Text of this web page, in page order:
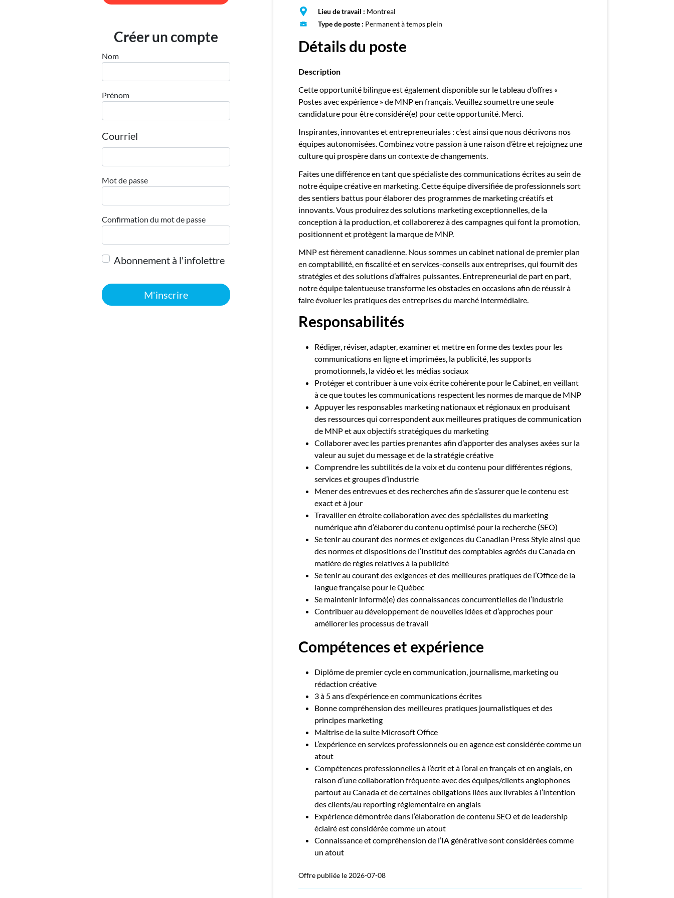
Publiez une offre d'emploi
Créer un compte
Nom
Prénom
Courriel
Mot de passe
Confirmation du mot de passe
Abonnement à l'infolettre
M'inscrire
Lieu de travail : Montreal
Type de poste : Permanent à temps plein
Détails du poste
Description
Cette opportunité bilingue est également disponible sur le tableau d’offres «
Postes avec expérience » de MNP en français. Veuillez soumettre une seule
candidature pour être considéré(e) pour cette opportunité. Merci.
Inspirantes, innovantes et entrepreneuriales : c’est ainsi que nous décrivons nos
équipes autonomisées. Combinez votre passion à une raison d’être et rejoignez une
culture qui prospère dans un contexte de changements.
Faites une différence en tant que spécialiste des communications écrites au sein de
notre équipe créative en marketing. Cette équipe diversifiée de professionnels sort
des sentiers battus pour élaborer des programmes de marketing créatifs et
innovants. Vous produirez des solutions marketing exceptionnelles, de la
conception à la production, et collaborerez à des campagnes qui font la promotion,
positionnent et protègent la marque de MNP.
MNP est fièrement canadienne. Nous sommes un cabinet national de premier plan
en comptabilité, en fiscalité et en services-conseils aux entreprises, qui fournit des
stratégies et des solutions d’affaires puissantes. Entrepreneurial de part en part,
notre équipe talentueuse transforme les obstacles en occasions afin de réussir à
faire évoluer les pratiques des entreprises du marché intermédiaire.
Responsabilités
Rédiger, réviser, adapter, examiner et mettre en forme des textes pour les
communications en ligne et imprimées, la publicité, les supports
promotionnels, la vidéo et les médias sociaux
Protéger et contribuer à une voix écrite cohérente pour le Cabinet, en veillant
à ce que toutes les communications respectent les normes de marque de MNP
Appuyer les responsables marketing nationaux et régionaux en produisant
des ressources qui correspondent aux meilleures pratiques de communication
de MNP et aux objectifs stratégiques du marketing
Collaborer avec les parties prenantes afin d’apporter des analyses axées sur la
valeur au sujet du message et de la stratégie créative
Comprendre les subtilités de la voix et du contenu pour différentes régions,
services et groupes d’industrie
Mener des entrevues et des recherches afin de s’assurer que le contenu est
exact et à jour
Travailler en étroite collaboration avec des spécialistes du marketing
numérique afin d’élaborer du contenu optimisé pour la recherche (SEO)
Se tenir au courant des normes et exigences du Canadian Press Style ainsi que
des normes et dispositions de l’Institut des comptables agréés du Canada en
matière de règles relatives à la publicité
Se tenir au courant des exigences et des meilleures pratiques de l’Office de la
langue française pour le Québec
Se maintenir informé(e) des connaissances concurrentielles de l’industrie
Contribuer au développement de nouvelles idées et d’approches pour
améliorer les processus de travail
Compétences et expérience
Diplôme de premier cycle en communication, journalisme, marketing ou
rédaction créative
3 à 5 ans d’expérience en communications écrites
Bonne compréhension des meilleures pratiques journalistiques et des
principes marketing
Maîtrise de la suite Microsoft Office
L’expérience en services professionnels ou en agence est considérée comme un
atout
Compétences professionnelles à l’écrit et à l’oral en français et en anglais, en
raison d’une collaboration fréquente avec des équipes/clients anglophones
partout au Canada et de certaines obligations liées aux livrables à l’intention
des clients/au reporting réglementaire en anglais
Expérience démontrée dans l’élaboration de contenu SEO et de leadership
éclairé est considérée comme un atout
Connaissance et compréhension de l’IA générative sont considérées comme
un atout
Offre publiée le 2026-07-08